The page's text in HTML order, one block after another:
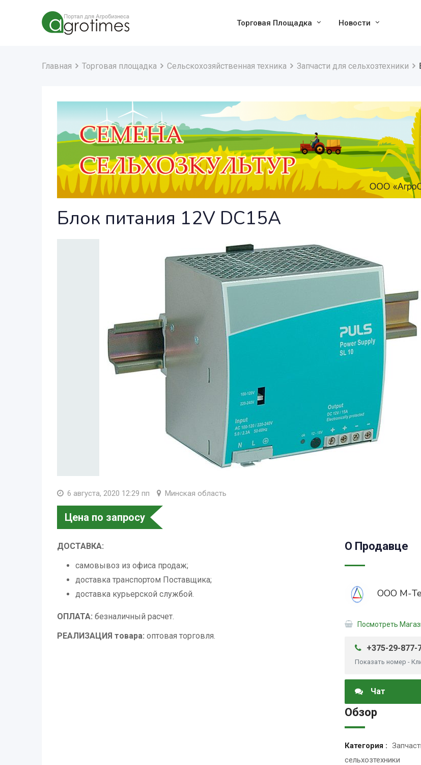
Торговая Площадка Новости
Главная Торговая площадка Сельскохозяйственная техника Запчасти для сельхозтехники
Блок питания 12V DC15A
6 августа, 2020 12:29 пп Минская область
Цена по запросу
ДОСТАВКА:
самовывоз из офиса продаж;
доставка транспортом Поставщика;
доставка курьерской службой.
ОПЛАТА: безналичный расчет.
РЕАЛИЗАЦИЯ товара: оптовая торговля.
О Продавце
ООО М-
Посмотреть
+375-29-877-
Показать номер -
Чат
Обзор
Категория :
сельхозтехники